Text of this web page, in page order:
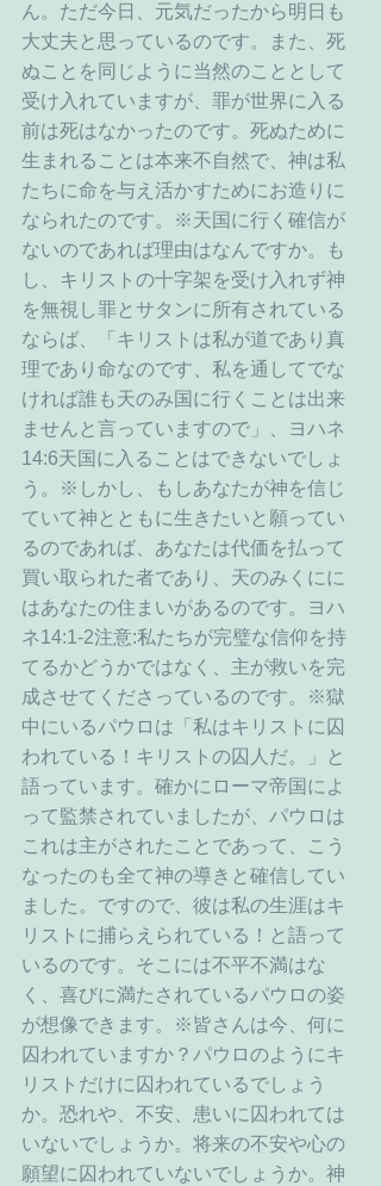
ん。ただ今日、元気だったから明日も
大丈夫と思っているのです。また、死
ぬことを同じように当然のこととして
受け入れていますが、罪が世界に入る
前は死はなかったのです。死ぬために
生まれることは本来不自然で、神は私
たちに命を与え活かすためにお造りに
なられたのです。※天国に行く確信が
ないのであれば理由はなんですか。も
し、キリストの十字架を受け入れず神
を無視し罪とサタンに所有されている
ならば、「キリストは私が道であり真
理であり命なのです、私を通してでな
ければ誰も天のみ国に行くことは出来
ませんと言っていますので」、ヨハネ
14:6天国に入ることはできないでしょ
う。※しかし、もしあなたが神を信じ
ていて神とともに生きたいと願ってい
るのであれば、あなたは代価を払って
買い取られた者であり、天のみくにに
はあなたの住まいがあるのです。ヨハ
ネ14:1-2注意:私たちが完璧な信仰を持
てるかどうかではなく、主が救いを完
成させてくださっているのです。※獄
中にいるパウロは「私はキリストに囚
われている！キリストの囚人だ。」と
語っています。確かにローマ帝国によ
って監禁されていましたが、パウロは
これは主がされたことであって、こう
なったのも全て神の導きと確信してい
ました。ですので、彼は私の生涯はキ
リストに捕らえられている！と語って
いるのです。そこには不平不満はな
く、喜びに満たされているパウロの姿
が想像できます。※皆さんは今、何に
囚われていますか？パウロのようにキ
リストだけに囚われているでしょう
か。恐れや、不安、患いに囚われては
いないでしょうか。将来の不安や心の
願望に囚われていないでしょうか。神